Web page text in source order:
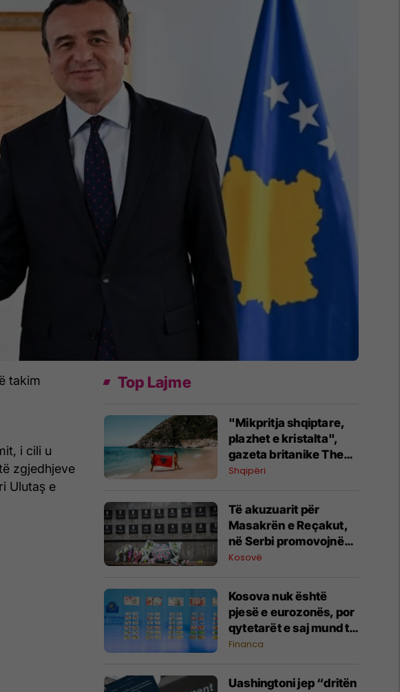
takim
i cili u
zgjedhjeve
Ulutaş e
Top Lajme
"Mikpritja shqiptare,
plazhet e kristalta",
gazeta britanike The
Sun i kushton artikull
që duhet vizituar
Shqipëri
Të akuzuarit për
Masakrën e Reçakut,
në Serbi promovojnë
mohimin e krimit
Kosovë
Kosova nuk është
pjesë e eurozonës, por
qytetarët e saj mund të
votojnë për dizajnin e ri
euro
Financa
Uashingtoni jep “dritën